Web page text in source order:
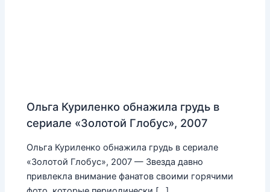
Ольга Куриленко обнажила грудь в
сериале «Золотой Глобус», 2007
Ольга Куриленко обнажила грудь в сериале
«Золотой Глобус», 2007 — Звезда давно
привлекла внимание фанатов своими горячими